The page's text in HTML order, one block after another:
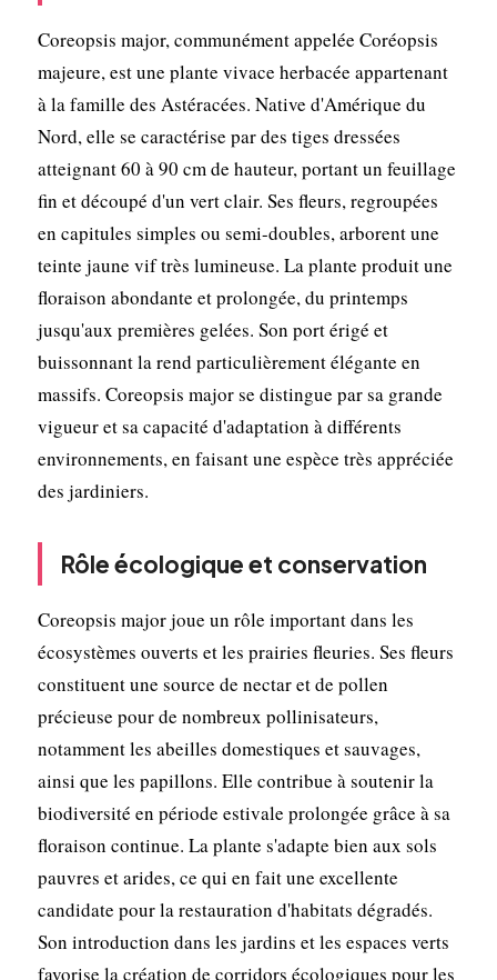
Coreopsis major, communément appelée Coréopsis
majeure, est une plante vivace herbacée appartenant
à la famille des Astéracées. Native d'Amérique du
Nord, elle se caractérise par des tiges dressées
atteignant 60 à 90 cm de hauteur, portant un feuillage
fin et découpé d'un vert clair. Ses fleurs, regroupées
en capitules simples ou semi-doubles, arborent une
teinte jaune vif très lumineuse. La plante produit une
floraison abondante et prolongée, du printemps
jusqu'aux premières gelées. Son port érigé et
buissonnant la rend particulièrement élégante en
massifs. Coreopsis major se distingue par sa grande
vigueur et sa capacité d'adaptation à différents
environnements, en faisant une espèce très appréciée
des jardiniers.
Rôle écologique et conservation
Coreopsis major joue un rôle important dans les
écosystèmes ouverts et les prairies fleuries. Ses fleurs
constituent une source de nectar et de pollen
précieuse pour de nombreux pollinisateurs,
notamment les abeilles domestiques et sauvages,
ainsi que les papillons. Elle contribue à soutenir la
biodiversité en période estivale prolongée grâce à sa
floraison continue. La plante s'adapte bien aux sols
pauvres et arides, ce qui en fait une excellente
candidate pour la restauration d'habitats dégradés.
Son introduction dans les jardins et les espaces verts
favorise la création de corridors écologiques pour les